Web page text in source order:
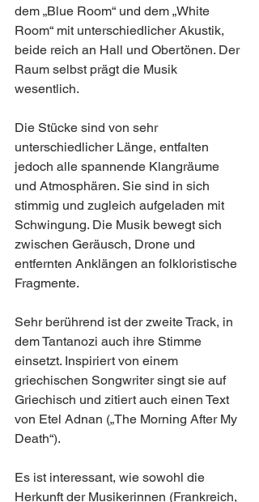
dem „Blue Room“ und dem „White
Room“ mit unterschiedlicher Akustik,
beide reich an Hall und Obertönen. Der
Raum selbst prägt die Musik
wesentlich.
Die Stücke sind von sehr
unterschiedlicher Länge, entfalten
jedoch alle spannende Klangräume
und Atmosphären. Sie sind in sich
stimmig und zugleich aufgeladen mit
Schwingung. Die Musik bewegt sich
zwischen Geräusch, Drone und
entfernten Anklängen an folkloristische
Fragmente.
Sehr berührend ist der zweite Track, in
dem Tantanozi auch ihre Stimme
einsetzt. Inspiriert von einem
griechischen Songwriter singt sie auf
Griechisch und zitiert auch einen Text
von Etel Adnan („The Morning After My
Death“).
Es ist interessant, wie sowohl die
Herkunft der Musikerinnen (Frankreich,